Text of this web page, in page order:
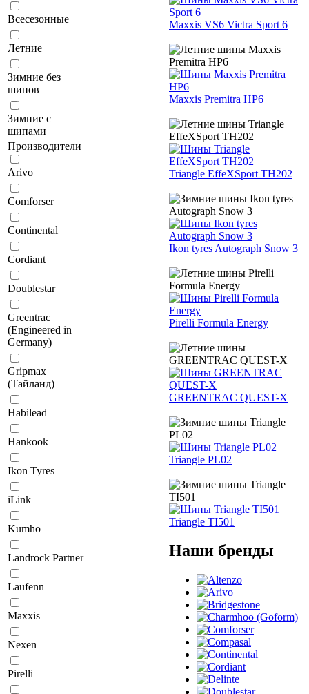
Всесезонные
Летние
Зимние без
шипов
Зимние с
шипами
Производители
Arivo
Comforser
Continental
Cordiant
Doublestar
Greentrac
(Engineered in
Germany)
Gripmax
(Тайланд)
Habilead
Hankook
Ikon Tyres
iLink
Kumho
Landrock Partner
Laufenn
Maxxis
Nexen
Pirelli
Maxxis VS6 Victra Sport 6
Maxxis Premitra HP6
Triangle EffeXSport TH202
Ikon tyres Autograph Snow 3
Pirelli Formula Energy
GREENTRAC QUEST-X
Triangle PL02
Triangle TI501
Наши бренды